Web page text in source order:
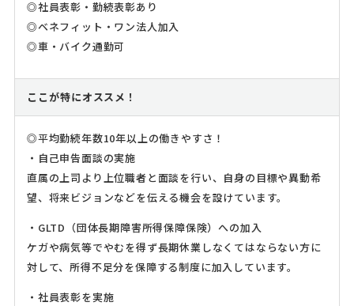
◎社員表彰・勤続表彰あり
◎ベネフィット・ワン法人加入
◎車・バイク通勤可
ここが特にオススメ！
◎平均勤続年数10年以上の働きやすさ！
・自己申告面談の実施
直属の上司より上位職者と面談を行い、自身の目標や異動希
望、将来ビジョンなどを伝える機会を設けています。
・GLTD（団体長期障害所得保障保険）への加入
ケガや病気等でやむを得ず長期休業しなくてはならない方に
対して、所得不足分を保障する制度に加入しています。
・社員表彰を実施